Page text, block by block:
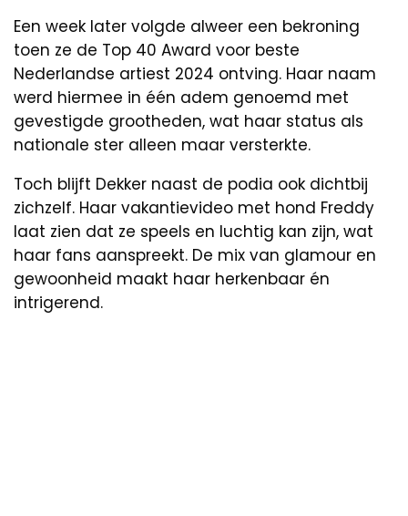
Een week later volgde alweer een bekroning
toen ze de Top 40 Award voor beste
Nederlandse artiest 2024 ontving. Haar naam
werd hiermee in één adem genoemd met
gevestigde grootheden, wat haar status als
nationale ster alleen maar versterkte.
Toch blijft Dekker naast de podia ook dichtbij
zichzelf. Haar vakantievideo met hond Freddy
laat zien dat ze speels en luchtig kan zijn, wat
haar fans aanspreekt. De mix van glamour en
gewoonheid maakt haar herkenbaar én
intrigerend.